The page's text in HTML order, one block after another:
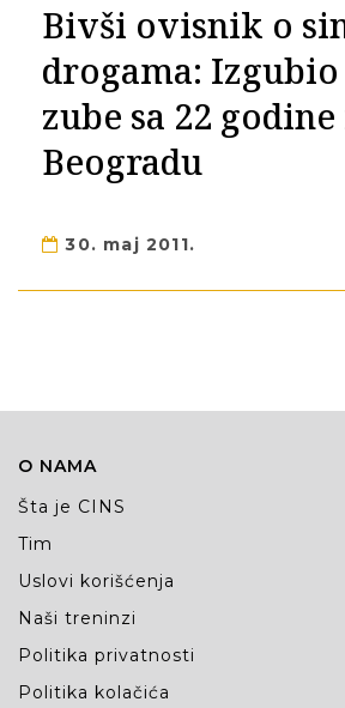
Bivši ovisnik o
drogama: Izgubio
zube sa 22
Beogradu
30. maj 2011.
O NAMA
Šta je CINS
Tim
Uslovi korišćenja
Naši treninzi
Politika privatnosti
Politika kolačića